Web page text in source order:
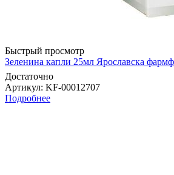
Быстрый просмотр
Зеленина капли 25мл Ярославска
Достаточно
Артикул: KF-00012707
Подробнее